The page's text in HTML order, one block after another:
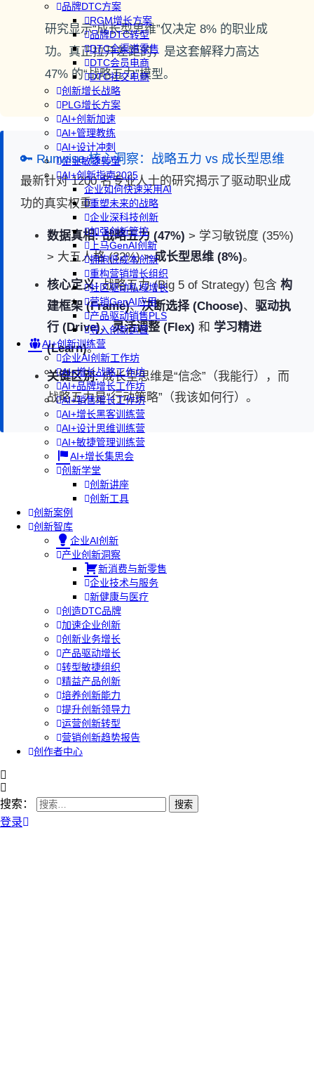
品牌DTC方案
RGM增长方案
品牌DTC转型
DTC全渠道零售
DTC会员电商
DTC社交电商
创新增长战略
PLG增长方案
AI+创新加速
AI+管理教练
AI+设计冲刺
企业敏捷转型
AI+创新指南2025
企业如何快速采用AI
重塑未来的战略
企业深科技创新
加强创新管控
上马GenAI创新
拥抱低成本创新
重构营销增长组织
社区驱动私域增长
营销GenAI应用
产品驱动销售PLS
导入创新运营
AI+创新训练营
企业AI创新工作坊
AI+增长战略工作坊
AI+品牌增长工作坊
AI+销售增长工作坊
AI+增长黑客训练营
AI+设计思维训练营
AI+敏捷管理训练营
AI+增长集思会
创新学堂
创新讲座
创新工具
创新案例
创新智库
企业AI创新
产业创新洞察
新消费与新零售
企业技术与服务
新健康与医疗
创造DTC品牌
加速企业创新
创新业务增长
产品驱动增长
转型敏捷组织
精益产品创新
培养创新能力
提升创新领导力
运营创新转型
营销创新趋势报告
创作者中心
搜索：
登录
研究显示“成长型思维”仅决定 8% 的职业成
功。真正拉开差距的，是这套解释力高达
47% 的“战略五力”模型。
🔑 Runwise 核心洞察：战略五力 vs 成长型思维
最新针对 1200 名专业人士的研究揭示了驱动职业成
功的真实权重：
数据真相: 战略五力 (47%) > 学习敏锐度 (35%)
> 大五人格 (32%) >成长型思维 (8%)。
核心定义:战略五力 (Big 5 of Strategy) 包含 构
建框架 (Frame)、决断选择 (Choose)、 驱动执
行 (Drive)、灵活调整 (Flex) 和 学习精进
(Learn)。
关键区别:成长型思维是“信念”（我能行），而
战略五力是“行动策略”（我该如何行）。